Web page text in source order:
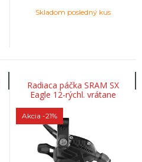
Skladom posledný kus
Radiaca páčka SRAM SX
Eagle 12-rýchl. vrátane
objímky čierna A1
Akcia -21%